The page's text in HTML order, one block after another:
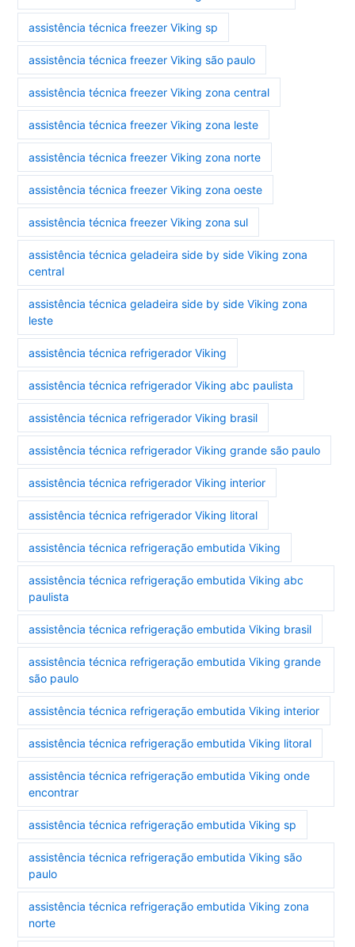
assistência técnica freezer Viking sp
assistência técnica freezer Viking são paulo
assistência técnica freezer Viking zona central
assistência técnica freezer Viking zona leste
assistência técnica freezer Viking zona norte
assistência técnica freezer Viking zona oeste
assistência técnica freezer Viking zona sul
assistência técnica geladeira side by side Viking zona
central
assistência técnica geladeira side by side Viking zona
leste
assistência técnica refrigerador Viking
assistência técnica refrigerador Viking abc paulista
assistência técnica refrigerador Viking brasil
assistência técnica refrigerador Viking grande são paulo
assistência técnica refrigerador Viking interior
assistência técnica refrigerador Viking litoral
assistência técnica refrigeração embutida Viking
assistência técnica refrigeração embutida Viking abc
paulista
assistência técnica refrigeração embutida Viking brasil
assistência técnica refrigeração embutida Viking grande
são paulo
assistência técnica refrigeração embutida Viking interior
assistência técnica refrigeração embutida Viking litoral
assistência técnica refrigeração embutida Viking onde
encontrar
assistência técnica refrigeração embutida Viking sp
assistência técnica refrigeração embutida Viking são
paulo
assistência técnica refrigeração embutida Viking zona
norte